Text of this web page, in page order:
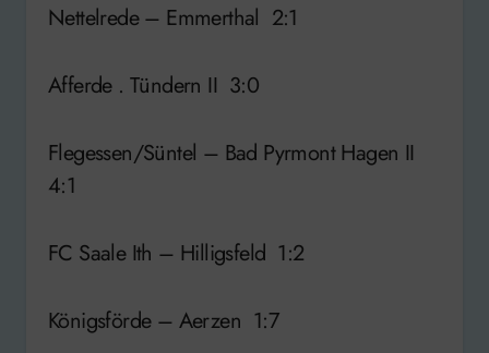
Nettelrede – Emmerthal 2:1
Afferde . Tündern II 3:0
Flegessen/Süntel – Bad Pyrmont Hagen II
4:1
FC Saale Ith – Hilligsfeld 1:2
Königsförde – Aerzen 1:7